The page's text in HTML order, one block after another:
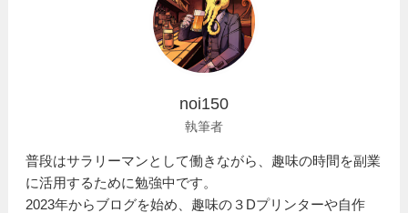
noi150
執筆者
普段はサラリーマンとして働きながら、趣味の時間を副業
に活用するために勉強中です。
2023年からブログを始め、趣味の３Dプリンターや自作